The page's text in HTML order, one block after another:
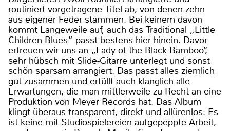
routiniert vorgetragene Titel ab, von denen zehn
aus eigener Feder stammen. Bei keinem davon
kommt Langeweile auf, auch das Traditional „Little
Children Blues“ passt bestens hier hinein. Davor
erfreuen wir uns an „Lady of the Black Bamboo“,
sehr hübsch mit Slide-Gitarre unterlegt und sonst
schön sparsam arrangiert. Das passt alles ziemlich
gut zusammen und erfüllt auch klanglich alle
Erwartungen, die man mittlerweile zu Recht an eine
Produktion von Meyer Records hat. Das Album
klingt überaus transparent, direkt und allürenlos. Es
ist keine mit Studiospielereien aufgepeppte Arbeit,